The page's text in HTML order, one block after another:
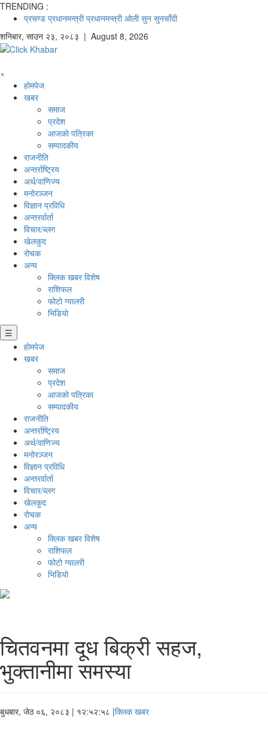
TRENDING :
प्रचण्ड प्रधानमन्त्री प्रधानमन्त्री ओली सुन सुनचाँदी
शनिबार, साउन २३, २०८३ | August 8, 2026
×
होमपेज
खबर
समाज
प्रदेश
आजको पत्रिका
सम्पादकीय
राजनीति
अन्तर्राष्ट्रिय
अर्थ/वाणिज्य
मनाेरञ्जन
विज्ञान प्रविधि
अन्तरर्वार्ता
विचार/ब्लग
खेलकुद
रोचक
अन्य
क्लिक खबर विशेष
राशिफल
फोटो ग्यालरी
भिडियो
☰
होमपेज
खबर
समाज
प्रदेश
आजको पत्रिका
सम्पादकीय
राजनीति
अन्तर्राष्ट्रिय
अर्थ/वाणिज्य
मनाेरञ्जन
विज्ञान प्रविधि
अन्तरर्वार्ता
विचार/ब्लग
खेलकुद
रोचक
अन्य
क्लिक खबर विशेष
राशिफल
फोटो ग्यालरी
भिडियो
चितवनमा दूध बिक्री सहज,
भुक्तानीमा समस्या
बुधबार, जेठ ०६, २०८३ | १२:५२:५८ |क्लिक खबर